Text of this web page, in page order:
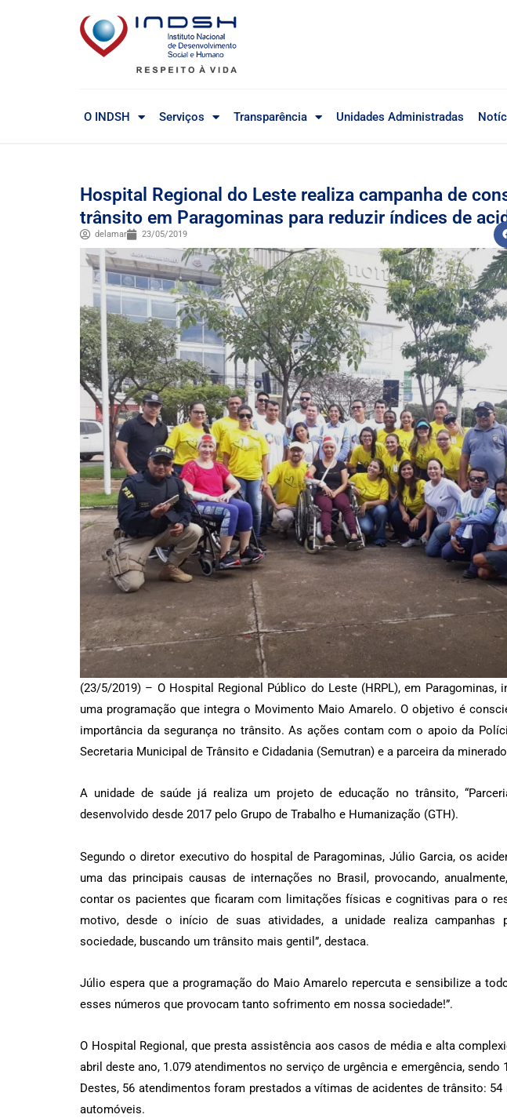
O INDSH Serviços Transparência Unidades Administradas
Hospital Regional do Leste realiza campanha de
trânsito em Paragominas para reduzir índices de
delamar 23/05/2019
(23/5/2019) – O Hospital Regional Público do Leste (HRPL), em Paragominas,
uma programação que integra o Movimento Maio Amarelo. O objetivo é
importância da segurança no trânsito. As ações contam com o apoio da
Secretaria Municipal de Trânsito e Cidadania (Semutran) e a parceira da
A unidade de saúde já realiza um projeto de educação no trânsito,
desenvolvido desde 2017 pelo Grupo de Trabalho e Humanização (GTH).
Segundo o diretor executivo do hospital de Paragominas, Júlio Garcia, os
uma das principais causas de internações no Brasil, provocando,
contar os pacientes que ficaram com limitações físicas e cognitivas para o
motivo, desde o início de suas atividades, a unidade realiza campanhas
sociedade, buscando um trânsito mais gentil”, destaca.
Júlio espera que a programação do Maio Amarelo repercuta e sensibilize a
esses números que provocam tanto sofrimento em nossa sociedade!”.
O Hospital Regional, que presta assistência aos casos de média e alta
abril deste ano, 1.079 atendimentos no serviço de urgência e emergência, sendo
Destes, 56 atendimentos foram prestados a vítimas de acidentes de trânsito:
automóveis.